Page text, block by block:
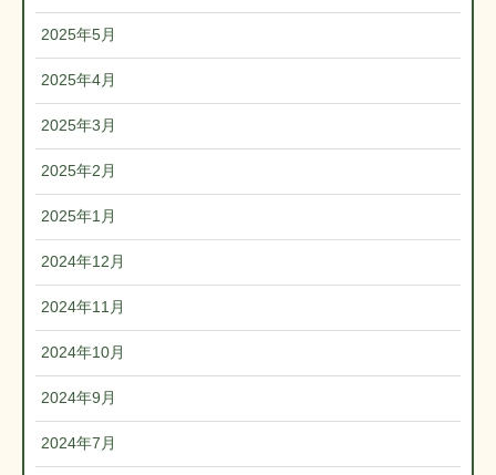
2025年5月
2025年4月
2025年3月
2025年2月
2025年1月
2024年12月
2024年11月
2024年10月
2024年9月
2024年7月